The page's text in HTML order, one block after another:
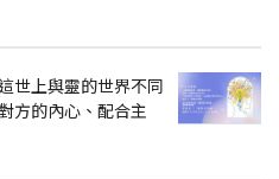
世上與靈的世界不同
方的內心、配合主